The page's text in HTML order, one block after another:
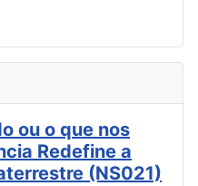
ou o que nos
Redefine a
(NS021)